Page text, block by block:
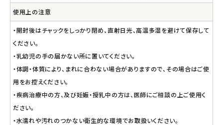
使用上の注意
・開封後はチャックをしっかり閉め、直射日光、高温多湿を避けて保存して
ください。
・乳幼児の手の届かない所に置いてください。
・体調・体質により、まれに合わない場合がありますので、その場合はご使
用をお控えください。
・疾病治療中の方、及び妊娠・授乳中の方は、医師にご相談の上ご使用く
ださい。
・水濡れや汚れのつかない衛生的な環境でお取扱いください。